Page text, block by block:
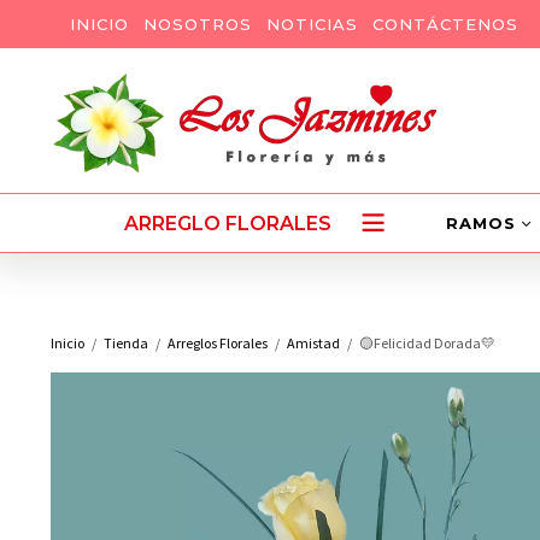
INICIO NOSOTROS NOTICIAS CONTÁCTENOS
ARREGLO FLORALES RAMOS
Inicio Tienda Arreglos Florales Amistad 🟡Felicidad Dorada💛